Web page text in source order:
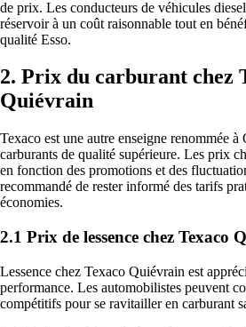
de prix. Les conducteurs de véhicules
réservoir à un coût raisonnable tout en
qualité Esso.
2. Prix du carburant chez
Quiévrain
Texaco est une autre enseigne renommée
carburants de qualité supérieure. Les prix
en fonction des promotions et des
recommandé de rester informé des tarifs
économies.
2.1 Prix de lessence chez Texaco
Lessence chez Texaco Quiévrain est
performance. Les automobilistes peuvent
compétitifs pour se ravitailler en carburant